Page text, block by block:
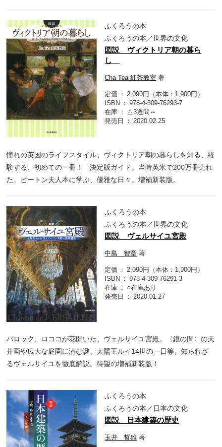
ふくろうの本
ふくろうの本／世界の文化
図説 ヴィクトリア朝の暮ら
し
Cha Tea 紅茶教室 著
定価
2,090円（本体：1,900円）
ISBN
978-4-309-76293-7
在庫
△3週間～
発売日
2020.02.25
憧れの英国のライフスタイル、ヴィクトリア朝の暮らしを知る、経
験する、初めての一冊！ 決定版ガイド。当時英米で200万冊売れ
た、ビートン夫人本に学ぶ、優雅な日々。増補新装版。
ふくろうの本
ふくろうの本／世界の文化
図説 ヴェルサイユ宮殿
中島 智章 著
定価
2,090円（本体：1,900円）
ISBN
978-4-309-76291-3
在庫
○在庫あり
発売日
2020.01.27
バロック、ロココが花開いた、ヴェルサイユ宮殿。〈鏡の間〉の天
井画や広大な庭園に潜む謎、太陽王ルイ14世の一日等、知られざ
るヴェルサイユを徹底解説。待望の増補新装版！
ふくろうの本
ふくろうの本／日本の文化
図説 日本建築の歴史
玉井 哲雄 著